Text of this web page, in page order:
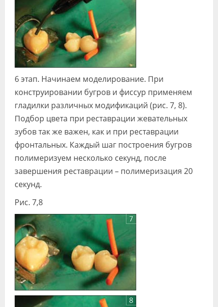
6 этап. Начинаем моделирование. При
конструировании бугров и фиссур применяем
гладилки различных моди­фикаций (рис. 7, 8).
Подбор цвета при реставрации жевательных
зубов так же важен, как и при реставрации
фронталь­ных. Каждый шаг построения бугров
по­лимеризуем несколько секунд, после
завершения реставрации – полимери­зация 20
секунд.
Рис. 7,8